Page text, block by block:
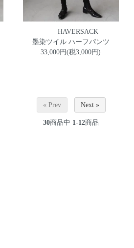
HAVERSACK
墨染ツイル ハーフパンツ
33,000円(税3,000円)
« Prev Next »
30商品中 1-12商品